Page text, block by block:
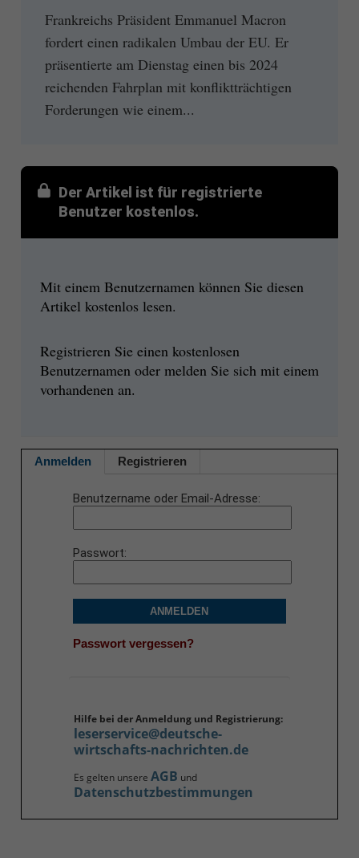
Frankreichs Präsident Emmanuel Macron
fordert einen radikalen Umbau der EU. Er
präsentierte am Dienstag einen bis 2024
reichenden Fahrplan mit konfliktträchtigen
Forderungen wie einem...
Der Artikel ist für registrierte
Benutzer kostenlos.
Mit einem Benutzernamen können Sie diesen
Artikel kostenlos lesen.
Registrieren Sie einen kostenlosen
Benutzernamen oder melden Sie sich mit einem
vorhandenen an.
Anmelden Registrieren
Benutzername oder Email-Adresse
Passwort
ANMELDEN
Passwort vergessen?
Hilfe bei der Anmeldung und Registrierung:
leserservice@deutsche-
wirtschafts-nachrichten.de
Es gelten unsere AGB und
Datenschutzbestimmungen